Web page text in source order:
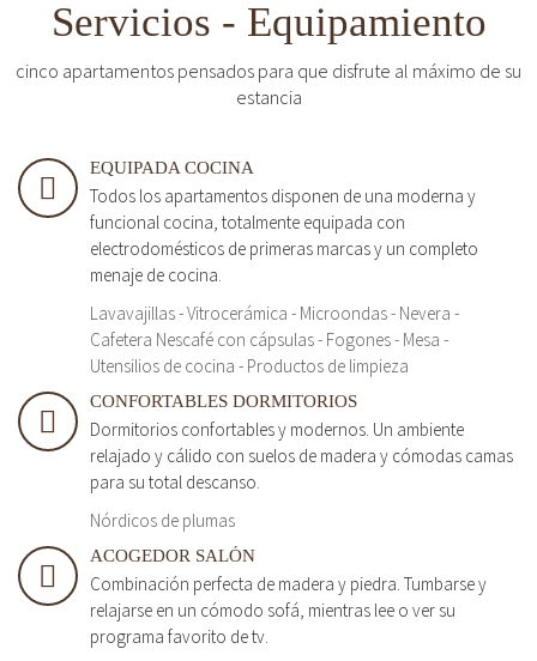
Servicios - Equipamiento
cinco apartamentos pensados para que disfrute al máximo de su
estancia
EQUIPADA COCINA
Todos los apartamentos disponen de una moderna y
funcional cocina, totalmente equipada con
electrodomésticos de primeras marcas y un completo
menaje de cocina.
Lavavajillas - Vitrocerámica - Microondas - Nevera -
Cafetera Nescafé con cápsulas - Fogones - Mesa -
Utensilios de cocina - Productos de limpieza
CONFORTABLES DORMITORIOS
Dormitorios confortables y modernos. Un ambiente
relajado y cálido con suelos de madera y cómodas camas
para su total descanso.
Nórdicos de plumas
ACOGEDOR SALÓN
Combinación perfecta de madera y piedra. Tumbarse y
relajarse en un cómodo sofá, mientras lee o ver su
programa favorito de tv.